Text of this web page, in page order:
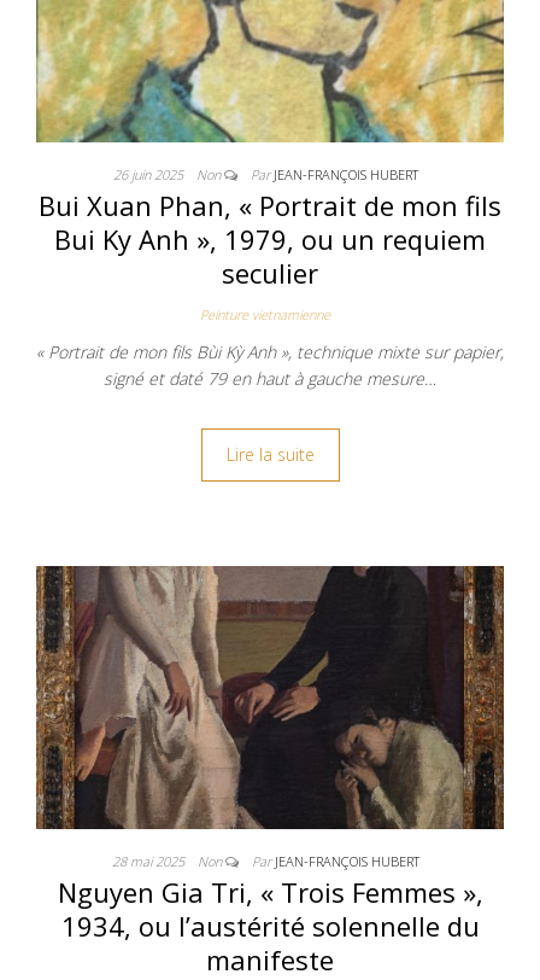
26 juin 2025 Non ParJEAN-FRANÇOIS HUBERT
Bui Xuan Phan, « Portrait de mon fils
Bui Ky Anh », 1979, ou un requiem
seculier
Peinture vietnamienne
« Portrait de mon fils Bùi Kỳ Anh », technique mixte sur papier,
signé et daté 79 en haut à gauche mesure…
Lire la suite
28 mai 2025 Non ParJEAN-FRANÇOIS HUBERT
Nguyen Gia Tri, « Trois Femmes »,
1934, ou l’austérité solennelle du
manifeste